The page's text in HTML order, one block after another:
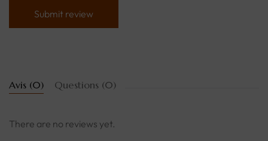
Avis (0) Questions (0)
There are no reviews yet.